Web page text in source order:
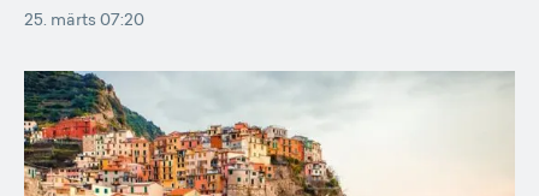
25. märts 07:20